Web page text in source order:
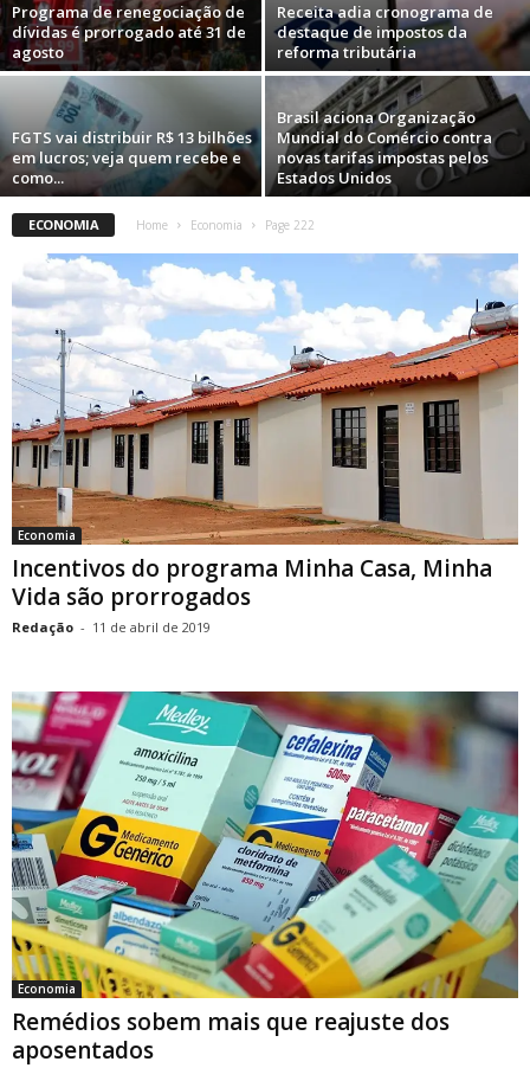
Programa de renegociação de
dívidas é prorrogado até 31 de
agosto
Receita adia cronograma de
destaque de impostos da
reforma tributária
FGTS vai distribuir R$ 13 bilhões
em lucros; veja quem recebe e
como...
Brasil aciona Organização
Mundial do Comércio contra
novas tarifas impostas pelos
Estados Unidos
ECONOMIA Home Economia Page 222
Economia
Incentivos do programa Minha Casa, Minha
Vida são prorrogados
Redação - 11 de abril de 2019
Economia
Remédios sobem mais que reajuste dos
aposentados